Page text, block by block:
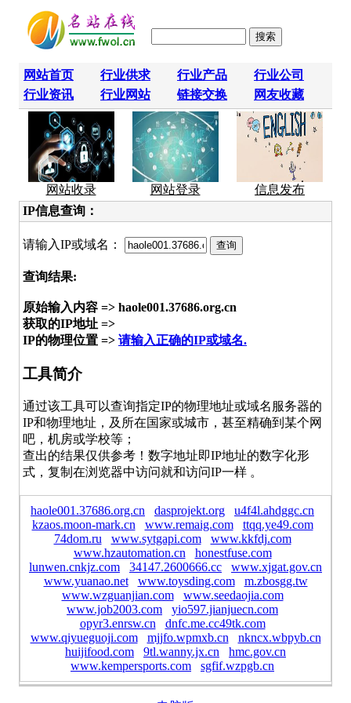
网站首页 行业供求 行业产品
行业公司
行业资讯
行业网站 链接交换 网友收藏
网站收录 网站登录
信息发布
IP信息查询：
请输入IP或域名：
查询结果:
原始输入内容 => haole001.37686.org.cn
获取的IP地址 =>
IP的物理位置 => 请输入正确的IP或域名.
工具简介
通过该工具可以查询指定IP的物理地址或域名服务器的
IP和物理地址，及所在国家或城市，甚至精确到某个网
吧，机房或学校等；
查出的结果仅供参考！数字地址即IP地址的数字化形
式，复制在浏览器中访问就和访问IP一样 。
haole001.37686.org.cn dasprojekt.org
u4f4l.ahdggc.cn
kzaos.moon-mark.cn
www.remaig.com
ttqq.ye49.com
74dom.ru
www.sytgapi.com
www.kkfdj.com
www.hzautomation.cn
honestfuse.com
lunwen.cnkjz.com
34147.2600666.cc
www.xjgat.gov.cn
www.yuanao.net
www.toysding.com
m.zbosgg.tw
www.wzguanjian.com
www.seedaojia.com
www.job2003.com
yio597.jianjuecn.com
opyr3.enrsw.cn
dnfc.me.cc49tk.com
www.qiyueguoji.com
mjjfo.wpmxb.cn
nkncx.wbpyb.cn
huijifood.com
9tl.wanny.jx.cn
hmc.gov.cn
www.kempersports.com
sgfif.wzpgb.cn